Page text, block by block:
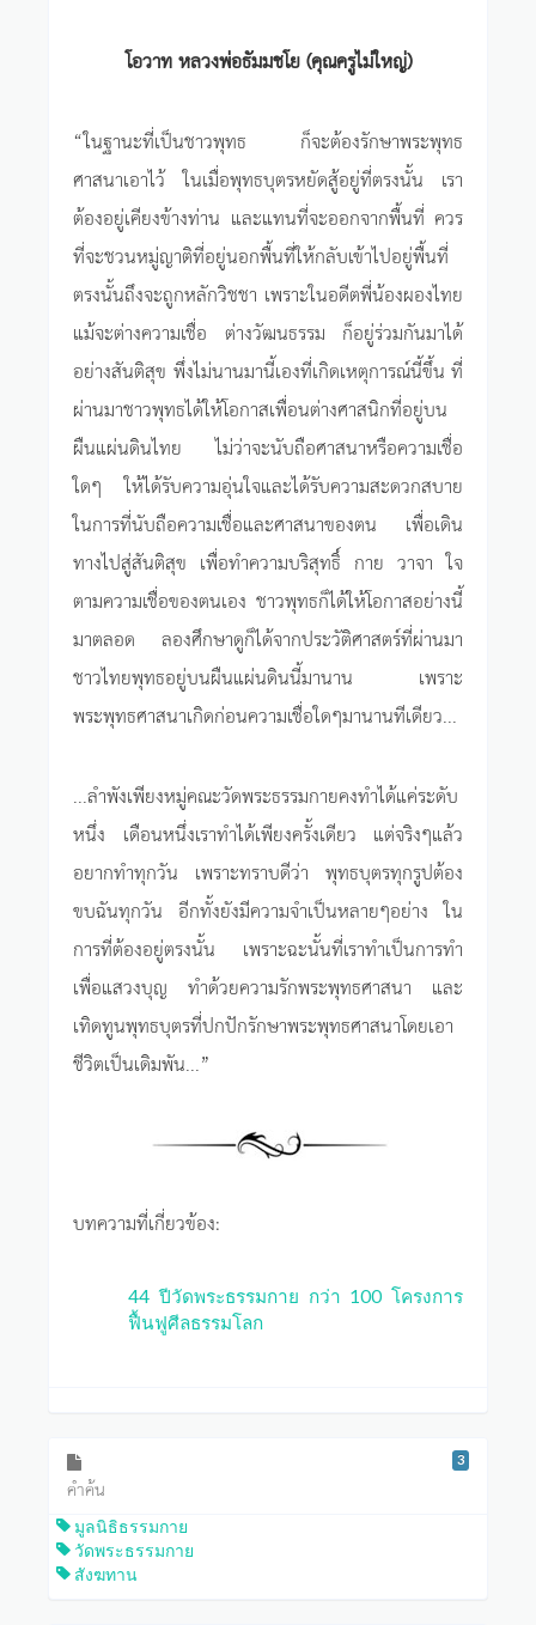
โอวาท หลวงพ่อธัมมชโย (คุณครูไม่ใหญ่)
“ในฐานะที่เป็นชาวพุทธ ก็จะต้องรักษาพระพุทธ
ศาสนาเอาไว้ ในเมื่อพุทธบุตรหยัดสู้อยู่ที่ตรงนั้น เรา
ต้องอยู่เคียงข้างท่าน และแทนที่จะออกจากพื้นที่ ควร
ที่จะชวนหมู่ญาติที่อยู่นอกพื้นที่ให้กลับเข้าไปอยู่พื้นที่
ตรงนั้นถึงจะถูกหลักวิชชา เพราะในอดีตพี่น้องผองไทย
แม้จะต่างความเชื่อ ต่างวัฒนธรรม ก็อยู่ร่วมกันมาได้
อย่างสันติสุข พึ่งไม่นานมานี้เองที่เกิดเหตุการณ์นี้ขึ้น ที่
ผ่านมาชาวพุทธได้ให้โอกาสเพื่อนต่างศาสนิกที่อยู่บน
ผืนแผ่นดินไทย ไม่ว่าจะนับถือศาสนาหรือความเชื่อ
ใดๆ ให้ได้รับความอุ่นใจและได้รับความสะดวกสบาย
ในการที่นับถือความเชื่อและศาสนาของตน เพื่อเดิน
ทางไปสู่สันติสุข เพื่อทำความบริสุทธิ์ กาย วาจา ใจ
ตามความเชื่อของตนเอง ชาวพุทธก็ได้ให้โอกาสอย่างนี้
มาตลอด ลองศึกษาดูก็ได้จากประวัติศาสตร์ที่ผ่านมา
ชาวไทยพุทธอยู่บนผืนแผ่นดินนี้มานาน เพราะ
พระพุทธศาสนาเกิดก่อนความเชื่อใดๆมานานทีเดียว...
...ลำพังเพียงหมู่คณะวัดพระธรรมกายคงทำได้แค่ระดับ
หนึ่ง เดือนหนึ่งเราทำได้เพียงครั้งเดียว แต่จริงๆแล้ว
อยากทำทุกวัน เพราะทราบดีว่า พุทธบุตรทุกรูปต้อง
ขบฉันทุกวัน อีกทั้งยังมีความจำเป็นหลายๆอย่าง ใน
การที่ต้องอยู่ตรงนั้น เพราะฉะนั้นที่เราทำเป็นการทำ
เพื่อแสวงบุญ ทำด้วยความรักพระพุทธศาสนา และ
เทิดทูนพุทธบุตรที่ปกปักรักษาพระพุทธศาสนาโดยเอา
ชีวิตเป็นเดิมพัน...”
บทความที่เกี่ยวข้อง:
44 ปีวัดพระธรรมกาย กว่า 100 โครงการ
ฟื้นฟูศีลธรรมโลก
คำค้น
3
มูลนิธิธรรมกาย
วัดพระธรรมกาย
สังฆทาน